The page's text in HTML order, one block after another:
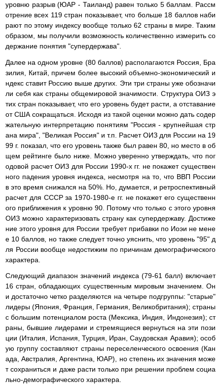
уровню разрыв (ЮАР - Таиланд) равен только 5 баллам. Рассм
отрение всех 119 стран показывает, что больше 18 баллов наби
рают по этому индексу вообще только 62 страны в мире. Таким
образом, мы получили возможность количественно измерить со
держание понятия "супердержава".
Далее на одном уровне (80 баллов) располагаются Россия, Бра
зилия, Китай, причем более высокий объемно-экономический и
ндекс ставит Россию выше других. Эти три страны уже обозначи
ли себя как страны общемировой значимости. Структура ОИЗ э
тих стран показывает, что его уровень будет расти, а отставание
от США сокращаться. Исходя из такой оценки можно дать содер
жательную интерпретацию понятиям "Россия - крупнейшая стр
ана мира", "Великая Россия" и т.п. Расчет ОИЗ для России на 19
99 г. показал, что его уровень также был равен 80, но место в об
щем рейтинге было ниже. Можно уверенно утверждать, что пог
одовой расчет ОИЗ для России 1990-х гг. не покажет существен
ного падения уровня индекса, несмотря на то, что ВВП России
в это время снижался на 50%. Но, думается, и ретроспективный
расчет для СССР за 1970-1980-е гг. не покажет его существенн
ого приближения к уровню 90. Потому что только с этого уровня
ОИЗ можно характеризовать страну как супердержаву. Достиже
ние этого уровня для России требует прибавки по Иоэи не мене
е 10 баллов, но также следует точно уяснить, что уровень "95" д
ля России вообще недостижим по причинам демографического
характера.
Следующий диапазон значений индекса (79-61 балл) включает
16 стран, обладающих существенным мировым значением. Он
и достаточно четко разделяются на четыре подгруппы: "старые"
лидеры (Япония, Франция, Германия, Великобритания); страны
с большим потенциалом роста (Мексика, Индия, Индонезия); ст
раны, бывшие лидерами и стремящиеся вернуться на эти пози
ции (Италия, Испания, Турция, Иран, Саудовская Аравия); особ
ую группу составляют страны переселенческого освоения (Кан
ада, Австралия, Аргентина, ЮАР), но степень их значения може
т сохраниться и даже расти только при решении проблем социа
льно-демографического характера.